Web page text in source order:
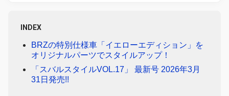
INDEX
BRZの特別仕様車「イエローエディション」を
オリジナルパーツでスタイルアップ！
「スバルスタイルVOL.17」 最新号 2026年3月
31日発売!!